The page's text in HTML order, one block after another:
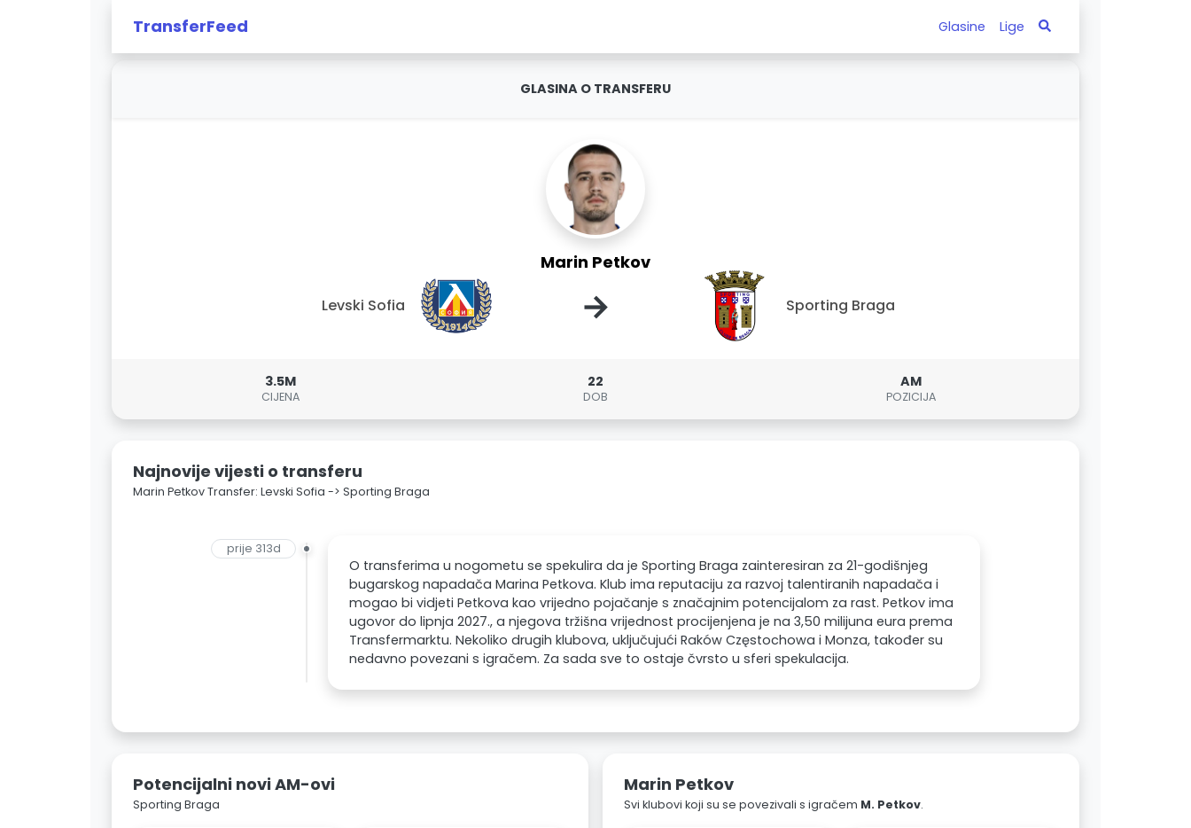
TransferFeed Glasine Lige
GLASINA O TRANSFERU
Marin Petkov
Levski Sofia → Sporting Braga
3.5M
CIJENA
22
DOB
AM
POZICIJA
Najnovije vijesti o transferu
Marin Petkov Transfer: Levski Sofia -> Sporting Braga
prije 313d
O transferima u nogometu se spekulira da je Sporting Braga zainteresiran za 21-godišnjeg
bugarskog napadača Marina Petkova. Klub ima reputaciju za razvoj talentiranih napadača i
mogao bi vidjeti Petkova kao vrijedno pojačanje s značajnim potencijalom za rast. Petkov ima
ugovor do lipnja 2027., a njegova tržišna vrijednost procijenjena je na 3,50 milijuna eura prema
Transfermarktu. Nekoliko drugih klubova, uključujući Raków Częstochowa i Monza, također su
nedavno povezani s igračem. Za sada sve to ostaje čvrsto u sferi spekulacija.
Potencijalni novi AM-ovi
Sporting Braga
Marin Petkov
Svi klubovi koji su se povezivali s igračem M. Petkov.